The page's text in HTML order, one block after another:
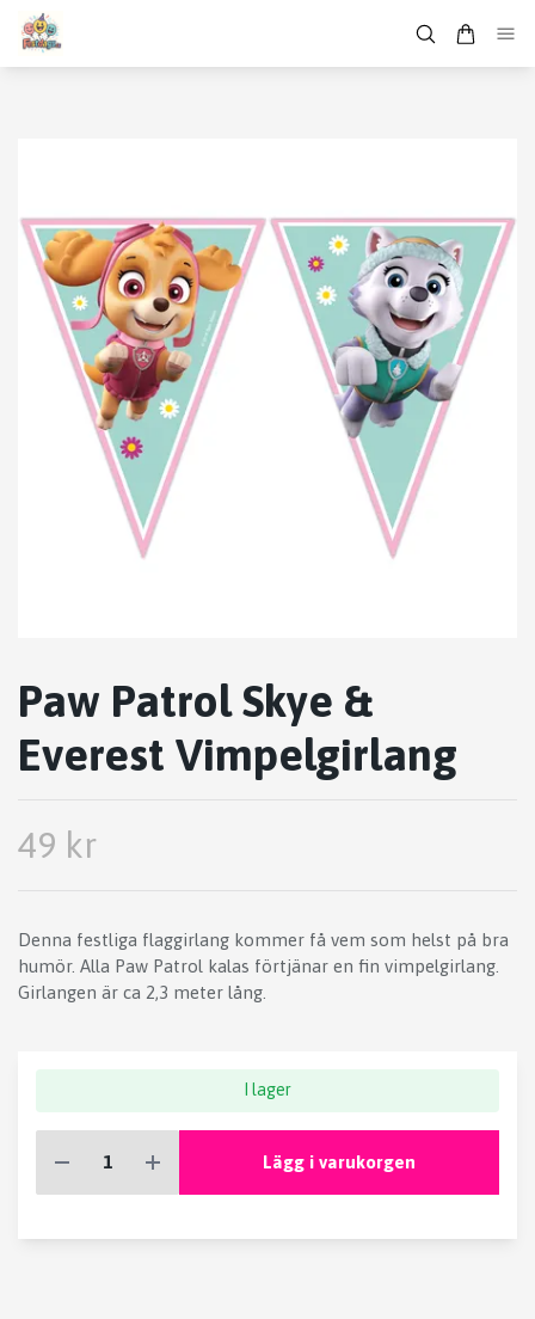
Paw Patrol Skye &
Everest Vimpelgirlang
49 kr
Denna festliga flaggirlang kommer få vem som helst på bra
humör. Alla Paw Patrol kalas förtjänar en fin vimpelgirlang.
Girlangen är ca 2,3 meter lång.
I lager
Lägg i varukorgen